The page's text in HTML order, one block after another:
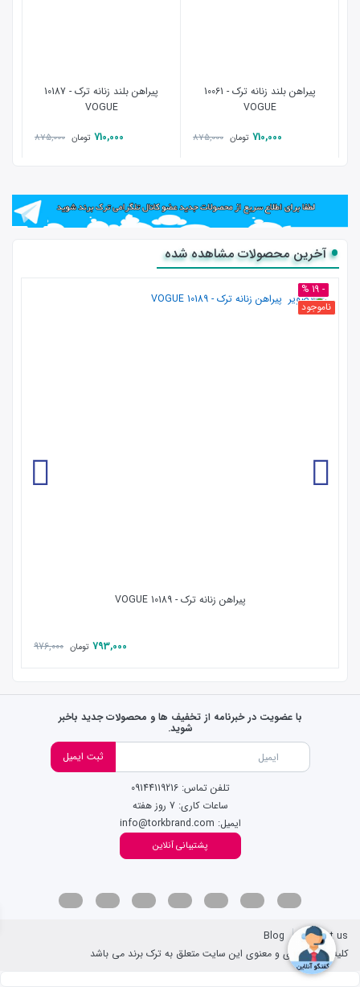
پیراهن بلند زنانه ترک - 10061
VOGUE
710,000 تومان 875,000
پیراهن بلند زنانه ترک - 10187
VOGUE
710,000 تومان 875,000
آخرین محصولات مشاهده شده
- 19 %
ناموجود
پیراهن زنانه ترک - 10189 VOGUE
793,000 تومان 976,000
با عضویت در خبرنامه از تخفیف ها و محصولات جدید باخبر
شوید.
ثبت ایمیل
پشتیبانی آنلاین
تلفن تماس: 09144119216
ساعات کاری: 7 روز هفته
ایمیل: info@torkbrand.com
Contact us
Blog
کلیه حقوق مادی و معنوی این سایت متعلق به ترک برند می باشد